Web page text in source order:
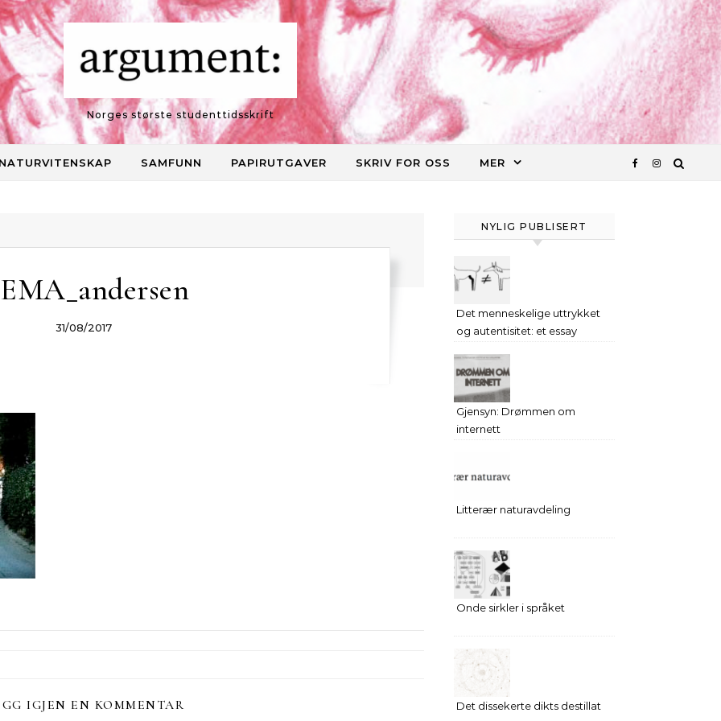
Norges største studenttidsskrift
SAMFUNN PAPIRUTGAVER SKRIV FOR OSS MER
31/08/2017
IGJEN EN KOMMENTAR
NYLIG PUBLISERT
Det menneskelige uttrykket
og autentisitet: et essay
Gjensyn: Drømmen om
internett
Litterær naturavdeling
Onde sirkler i språket
Det dissekerte dikts destillat